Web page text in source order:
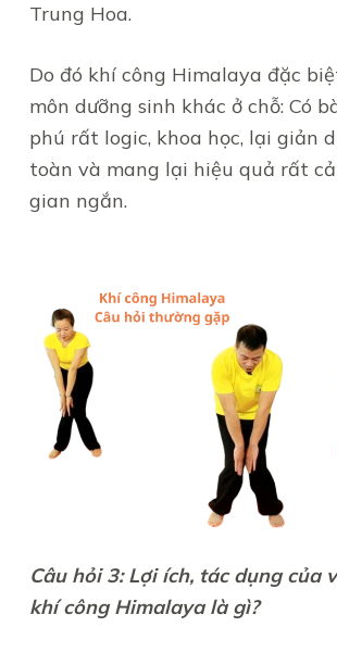
Trung Hoa.
Do đó khí công Himalaya đặc
môn dưỡng sinh khác ở chỗ: Có
phú rất logic, khoa học, lại giản
toàn và mang lại hiệu quả rất
gian ngắn.
Câu hỏi 3: Lợi ích, tác dụng của
khí công Himalaya là gì?